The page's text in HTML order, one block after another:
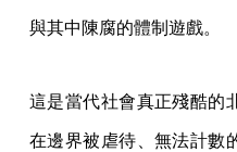
與其中陳腐的體制遊戲。
這是當代社會真正殘酷的
在邊界被虐待、無法計數